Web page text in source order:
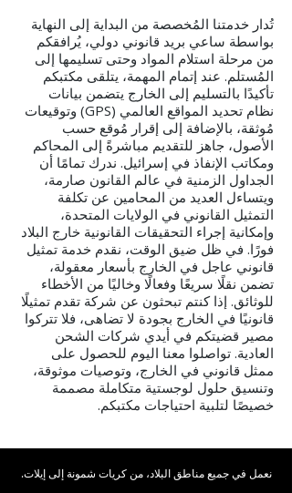
تُدار خدمتنا المُخصصة من البداية إلى النهاية
بواسطة ساعي بريد قانوني دولي، يُرافقكم
من مرحلة استلام المواد وحتى تسليمها إلى
المُستلم. عند إتمام المهمة، يتلقى مكتبكم
تأكيدًا بالتسليم إلى الخارج يتضمن بيانات
نظام تحديد المواقع العالمي (GPS) وتوقيعات
مُوثقة، بالإضافة إلى إقرار مُوقع حسب
الأصول، جاهز للتقديم مباشرةً إلى المحاكم
ومكاتب الإنفاذ في إسرائيل. ندرك تمامًا أن
الجداول الزمنية في عالم القانون صارمة،
ويتساءل العديد من المحامين عن تكلفة
التمثيل القانوني في الولايات المتحدة،
وإمكانية إجراء التحقيقات القانونية خارج البلاد
فورًا. في ظل ضيق الوقت، نقدم خدمة تمثيل
قانوني عاجل في الخارج بأسعار معقولة،
تضمن نقلًا سريعًا وفعالًا وخاليًا من الأخطاء
للوثائق. إذا كنتم تبحثون عن شركة تقدم تمثيلًا
قانونيًا في الخارج بجودة لا تضاهى، فلا تتركوا
مصير قضيتكم في أيدي شركات الشحن
العادية. تواصلوا معنا اليوم للحصول على
ممثل قانوني في الخارج، وتوصيات موثوقة،
وتنسيق حلول لوجستية متكاملة مصممة
خصيصًا لتلبية احتياجات مكتبكم.
نعمل في جميع مناطق البلاد، من كريات شمونة إلى إيلات.